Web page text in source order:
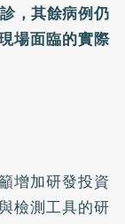
，其餘病例仍
場面臨的實際
增加研發投資
檢測工具的研